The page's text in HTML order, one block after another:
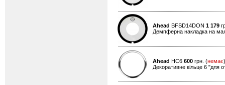
Ahead BFSD14DON 1 179
Демпферна накладка на
Ahead HC6 600 грн. (немає)
Декоративне кільце 6 "для